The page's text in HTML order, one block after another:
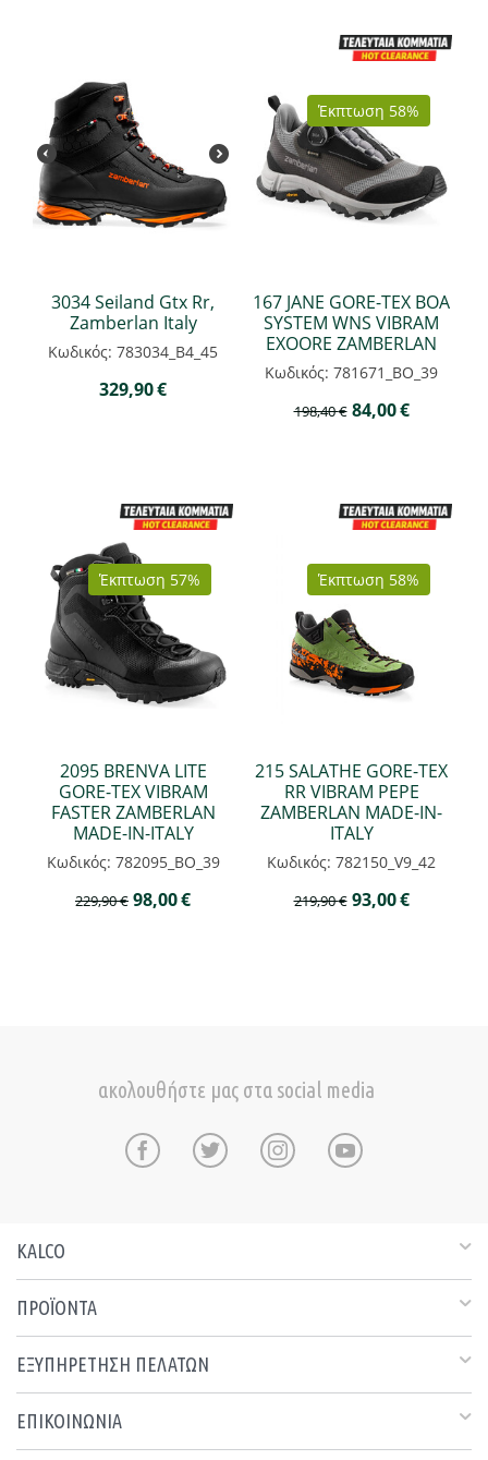
3034 Seiland Gtx Rr,
Zamberlan Italy
Κωδικός: 783034_B4_45
329,90€
Έκπτωση 58%
167 JANE GORE-TEX BOA
SYSTEM WNS VIBRAM
EXOORE ZAMBERLAN
Κωδικός: 781671_BO_39
198,40€ 84,00€
Έκπτωση 57%
2095 BRENVA LITE
GORE-TEX VIBRAM
FASTER ZAMBERLAN
MADE-IN-ITALY
Κωδικός: 782095_BO_39
229,90€ 98,00€
Έκπτωση 58%
215 SALATHE GORE-TEX
RR VIBRAM PEPE
ZAMBERLAN MADE-IN-
ITALY
Κωδικός: 782150_V9_42
219,90€ 93,00€
ακολουθήστε μας στα social media
KALCO
ΠΡΟΪΟΝΤΑ
ΕΞΥΠΗΡΕΤΗΣΗ ΠΕΛΑΤΩΝ
ΕΠΙΚΟΙΝΩΝΙΑ